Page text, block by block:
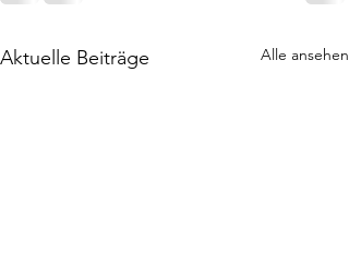
Aktuelle Beiträge Alle ansehen